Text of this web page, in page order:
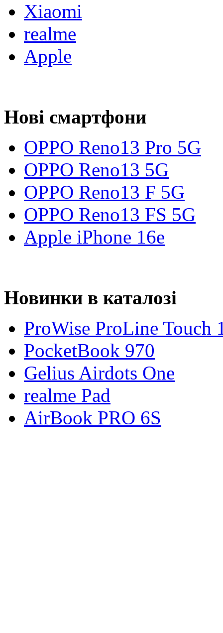
Xiaomi
realme
Apple
Нові смартфони
OPPO Reno13 Pro 5G
OPPO Reno13 5G
OPPO Reno13 F 5G
OPPO Reno13 FS 5G
Apple iPhone 16e
Новинки в каталозі
ProWise ProLine Touch
PocketBook 970
Gelius Airdots One
realme Pad
AirBook PRO 6S